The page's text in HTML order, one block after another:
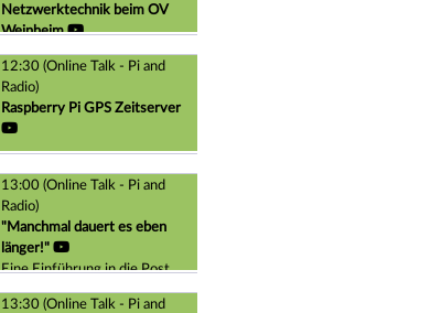
Netzwerktechnik beim OV
Weinheim
Einfacher Client und Server in
Python
12:30 (Online Talk - Pi and
Radio)
Raspberry Pi GPS Zeitserver
13:00 (Online Talk - Pi and
Radio)
"Manchmal dauert es eben
länger!"
Eine Einführung in die Post
Quantum Kryptografie
13:30 (Online Talk - Pi and